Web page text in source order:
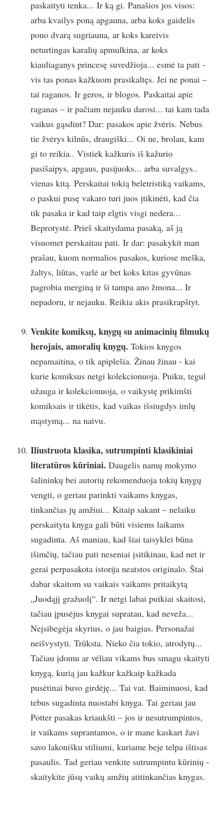
paskaityti tenka... Ir ką gi. Panašios jos visos:
arba kvailys poną apgauna, arba koks gaidelis
pono dvarą sugriauna, ar koks kareivis
neturtingas karalių apmulkina, ar koks
kiauliaganys princesę suvedžioja... esmė ta pati -
vis tas ponas kažkuom prasikaltęs. Jei ne ponai –
tai raganos. Ir geros, ir blogos. Paskaitai apie
raganas – ir pačiam nejauku darosi... tai kam tada
vaikus gąsdint? Dar: pasakos apie žvėris. Nebus
tie žvėrys kilnūs, draugiški... Oi ne, brolau, kam
gi to reikia.. Vistiek kažkuris iš kažurio
pasišaipys, apgaus, pasijuoks... arba suvalgys..
vienas kitą. Perskaitai tokią beletristiką vaikams,
o paskui pusę vakaro turi juos įtikinėti, kad čia
tik pasaka ir kad taip elgtis visgi nedera...
Beprotystė. Prieš skaitydama pasaką, aš ją
visuomet perskaitau pati. Ir dar: pasakykit man
prašau, kuom normalios pasakos, kuriose meška,
žaltys, liūtas, varlė ar bet koks kitas gyvūnas
pagrobia merginą ir ši tampa ano žmona... Ir
nepadoru, ir nejauku. Reikia akis prasikrapštyt.
Venkite komiksų, knygų su animacinių filmukų
herojais, amoralių knygų.Tokios knygos
nepamaitina, o tik apiplešia. Žinau žinau - kai
kurie komiksus netgi kolekcionuoja. Puiku, tegul
užauga ir kolekcionuoja, o vaikystę prikimšti
komiksais ir tikėtis, kad vaikas išsiugdys imlų
mąstymą... na naivu.
Iliustruota klasika, sutrumpinti klasikiniai
literatūros kūriniai.Daugelis namų mokymo
šalininkų bei autorių rekomenduoja tokių knygų
vengti, o geriau parinkti vaikams knygas,
tinkančias jų amžiui... Kitaip sakant – nelaiku
perskaityta knyga gali būti visiems laikams
sugadinta. Aš maniau, kad šiai taisyklei būna
išimčių, tačiau pati neseniai įsitikinau, kad net ir
gerai perpasakota istorija neatstos originalo. Štai
dabar skaitom su vaikais vaikams pritaikytą
„Juodąjį gražuolį“. Ir netgi labai puikiai skaitosi,
tačiau įpusėjus knygai supratau, kad neveža...
Neįsibegėja skyrius, o jau baigias. Personažai
neišvystyti. Trūksta. Nieko čia tokio, atrodytų...
Tačiau įdomu ar vėliau vikams bus smagu skaityti
knygą, kurią jau kažkur kažkaip kažkada
pusėtinai buvo girdėję... Tai vat. Baiminuosi, kad
tebus sugadinta nuostabi knyga. Tai geriau jau
Potter pasakas kriaukšti – jos ir nesutrumpintos,
ir vaikams suprantamos, o ir mane kaskart žavi
savo lakonišku stiliumi, kuriame beje telpa ištisas
pasaulis. Tad geriau venkite sutrumpintu kūrinių -
skaitykite jūsų vaikų amžių atitinkančias knygas.